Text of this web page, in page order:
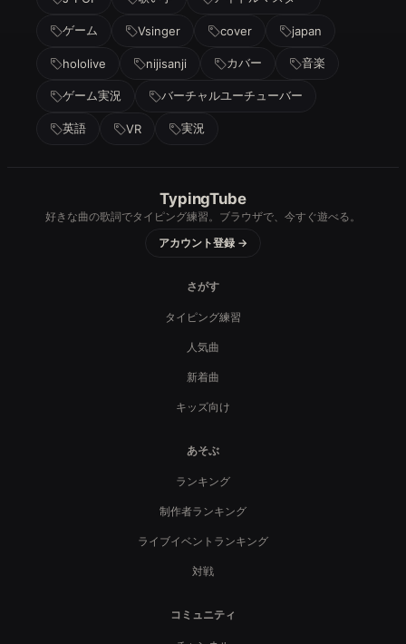
ゲーム Vsinger cover japan
hololive nijisanji カバー 音楽
ゲーム実況 バーチャルユーチューバー
英語 VR 実況
TypingTube
好きな曲の歌詞でタイピング練習。ブラウザで、今すぐ遊べる。
アカウント登録 →
さがす
タイピング練習
人気曲
新着曲
キッズ向け
あそぶ
ランキング
制作者ランキング
ライブイベントランキング
対戦
コミュニティ